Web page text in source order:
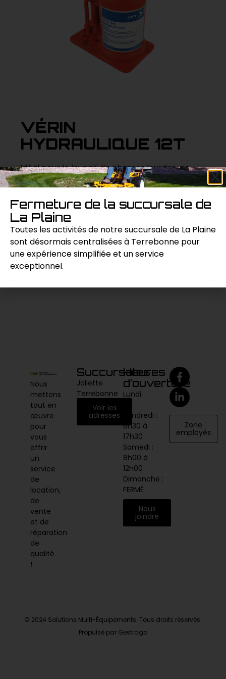
VÉRIN
HYDRAULIQUE 12T
Idéal pour le levage de charges lourdes, ce
vérin hydraulique de 12 tonnes offre une
essentiel pour les travaux industriels et de
maintenance.
Demande de prix
Nous
mettons
tout en
œuvre
pour
vous
offrir
un
service
de
location,
de
vente
et de
réparation
de
qualité
!
Succursales
Joliette
Terrebonne
Voir les
adresses
Heures
d’ouverture
Lundi
vendredi :
6h30 à
17h30
Samedi :
8h00 à
12h00
Dimanche :
FERMÉ
Nous
joindre
Zone
employés
© 2024 Solutions Multi-Équipements. Tous droits réservés.
Propulsé par Gestrago
Fermeture de la succursale de
La Plaine
Toutes les activités de notre succursale de La Plaine
sont désormais centralisées à Terrebonne pour
une expérience simplifiée et un service
exceptionnel.